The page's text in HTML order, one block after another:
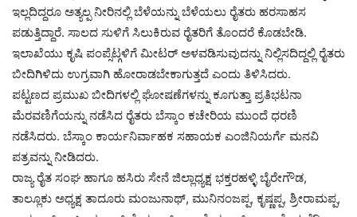
ಇಲ್ಲದಿದ್ದರೂ ಅತ್ಯಲ್ಪ ನೀರಿನಲ್ಲಿ ಬೆಳೆಯನ್ನು ಬೆಳೆಯಲು ರೈತರು ಹರಸಾಹಸ
ಪಡುತ್ತಿದ್ದಾರೆ. ಸಾಲದ ಸುಳಿಗೆ ಸಿಲುಕಿರುವ ರೈತರಿಗೆ ತೊಂದರೆ ಕೊಡಬೇಡಿ.
ಇಲಾಖೆಯು ಕೃಷಿ ಪಂಪ್ಸೆಟ್ಗಳಿಗೆ ಮೀಟರ್ ಅಳವಡಿಸುವುದನ್ನು ನಿಲ್ಲಿಸದಿದ್ದಲ್ಲಿ ರೈತರು
ಬೀದಿಗಿಳಿದು ಉಗ್ರವಾಗಿ ಹೋರಾಡಬೇಕಾಗುತ್ತದೆ ಎಂದು ತಿಳಿಸಿದರು.
ಪಟ್ಟಣದ ಪ್ರಮುಖ ಬೀದಿಗಳಲ್ಲಿ ಘೋಷಣೆಗಳನ್ನು ಕೂಗುತ್ತಾ ಪ್ರತಿಭಟನಾ
ಮೆರವಣಿಗೆಯನ್ನು ನಡೆಸಿದ ರೈತರು ಬೆಸ್ಕಾಂ ಕಚೇರಿಯ ಮುಂದೆ ಧರಣಿ
ನಡೆಸಿದರು. ಬೆಸ್ಕಾಂ ಕಾರ್ಯನಿರ್ವಾಹಕ ಸಹಾಯಕ ಎಂಜಿನಿಯರ್ಗೆ ಮನವಿ
ಪತ್ರವನ್ನು ನೀಡಿದರು.
ರಾಜ್ಯ ರೈತ ಸಂಘ ಹಾಗೂ ಹಸಿರು ಸೇನೆ ಜಿಲ್ಲಾಧ್ಯಕ್ಷ ಭಕ್ತರಹಳ್ಳಿ ಬೈರೇಗೌಡ,
ತಾಲ್ಲೂಕು ಅಧ್ಯಕ್ಷ ತಾದೂರು ಮಂಜುನಾಥ್, ಮುನಿನಂಜಪ್ಪ, ಕೃಷ್ಣಪ್ಪ, ಶ್ರೀರಾಮಪ್ಪ,